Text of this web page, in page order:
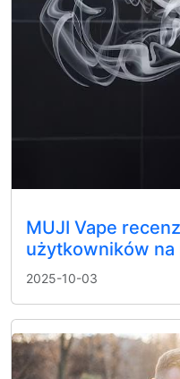
MUJI Vape
użytkowników na
2025-10-03